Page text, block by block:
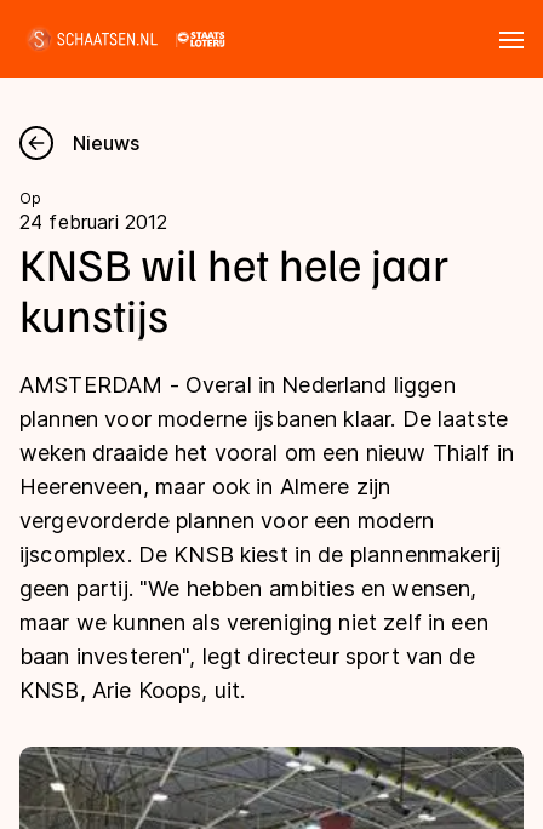
Nieuws
Kalender
Disciplines
Langebaan
Shorttrack
Inlineskaten
Kunstschaatsen
Schoonrijden
Natuurijs
Uitslagen
Langebaan
Shorttrack
Marathon
Inlineskaten
Kunstschaatsen
Tijden & historie
Ranglijsten Langebaan
Persoonlijke records & tijden
Historie & statistiek
De weg op
Inschrijven wedstrijden
Algemene Nederlandse Schaatstijd
Deze zomer de weg op
Schaatsfans
Alles voor jou als schaatsfan
Tickets
Livestreams
Olympische Spelen
Olympische Spelen
Medaille overzicht
Nieuws
Op
24 februari 2012
KNSB wil het hele jaar
kunstijs
AMSTERDAM - Overal in Nederland liggen
plannen voor moderne ijsbanen klaar. De laatste
weken draaide het vooral om een nieuw Thialf in
Heerenveen, maar ook in Almere zijn
vergevorderde plannen voor een modern
ijscomplex. De KNSB kiest in de plannenmakerij
geen partij. "We hebben ambities en wensen,
maar we kunnen als vereniging niet zelf in een
baan investeren", legt directeur sport van de
KNSB, Arie Koops, uit.